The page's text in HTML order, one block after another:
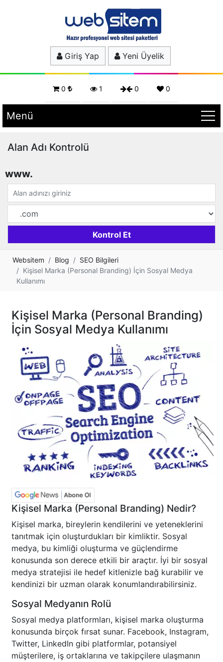
Giriş Yap Yeni Üyelik
0 1 0 0
Menü
Alan Adı Kontrolü
www.
Websitem Blog
SEO Bilgileri
Kişisel Marka (Personal Branding) İçin Sosyal Medya
Kullanımı
Kişisel Marka (Personal Branding)
İçin Sosyal Medya Kullanımı
Kişisel Marka (Personal Branding) Nedir?
Kişisel marka, bireylerin kendilerini ve yeteneklerini
tanıtmak için oluşturdukları bir kimliktir. Sosyal
medya, bu kimliği oluşturma ve güçlendirme
konusunda son derece etkili bir araçtır. İyi bir sosyal
medya stratejisi ile hedef kitlenizle bağ kurabilir ve
kendinizi bir uzman olarak konumlandırabilirsiniz.
Sosyal Medyanın Rolü
Sosyal medya platformları, kişisel marka oluşturma
konusunda birçok fırsat sunar. Facebook, Instagram,
Twitter, LinkedIn gibi platformlar, potansiyel
müşterilere, iş ortaklarına ve takipçilere ulaşmanın